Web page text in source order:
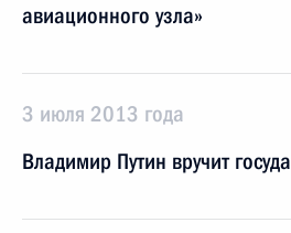
авиационного узла»
3 июля 2013 года
Владимир Путин вручит